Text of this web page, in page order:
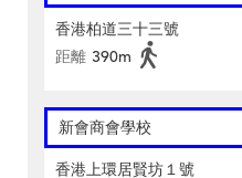
香港柏道三十三號
距離 390m
新會商會學校
香港上環居賢坊１號